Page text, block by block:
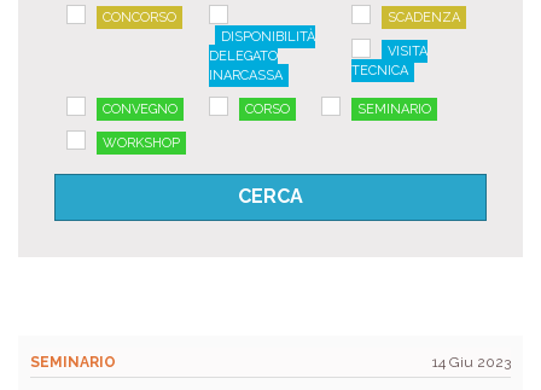
CONCORSO
DISPONIBILITÀ
DELEGATO
INARCASSA
SCADENZA
VISITA
TECNICA
CONVEGNO CORSO SEMINARIO
WORKSHOP
SEMINARIO 14 Giu 2023